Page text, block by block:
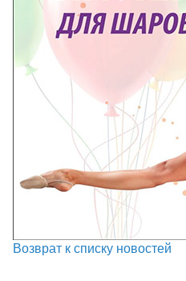
Возврат к списку новостей